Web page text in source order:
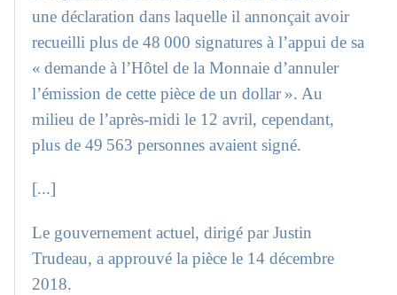
une déclaration dans laquelle il annonçait avoir
recueilli plus de 48 000 signatures à l’appui de sa
« demande à l’Hôtel de la Monnaie d’annuler
l’émission de cette pièce de un dollar ». Au
milieu de l’après-midi le 12 avril, cependant,
plus de 49 563 personnes avaient signé.
[...]
Le gouvernement actuel, dirigé par Justin
Trudeau, a approuvé la pièce le 14 décembre
2018.